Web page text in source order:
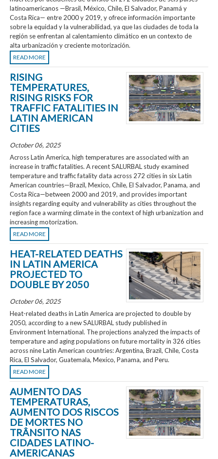
latinoamericanos —Brasil, México, Chile, El Salvador, Panamá y
Costa Rica— entre 2000 y 2019, y ofrece información importante
sobre la equidad y la vulnerabilidad, ya que las ciudades de toda la
región se enfrentan al calentamiento climático en un contexto de
alta urbanización y creciente motorización.
READ MORE
RISING
TEMPERATURES,
RISING RISKS FOR
TRAFFIC FATALITIES IN
LATIN AMERICAN
CITIES
October 06, 2025
Across Latin America, high temperatures are associated with an
increase in traffic fatalities. A recent SALURBAL study examined
temperature and traffic fatality data across 272 cities in six Latin
American countries—Brazil, Mexico, Chile, El Salvador, Panama, and
Costa Rica—between 2000 and 2019, and provides important
insights regarding equity and vulnerability as cities throughout the
region face a warming climate in the context of high urbanization and
increasing motorization.
READ MORE
HEAT-RELATED DEATHS
IN LATIN AMERICA
PROJECTED TO
DOUBLE BY 2050
October 06, 2025
Heat-related deaths in Latin America are projected to double by
2050, according to a new SALURBAL study published in
Environment International. The projections analyzed the impacts of
temperature and aging populations on future mortality in 326 cities
across nine Latin American countries: Argentina, Brazil, Chile, Costa
Rica, El Salvador, Guatemala, Mexico, Panama, and Peru.
READ MORE
AUMENTO DAS
TEMPERATURAS,
AUMENTO DOS RISCOS
DE MORTES NO
TRÂNSITO NAS
CIDADES LATINO-
AMERICANAS